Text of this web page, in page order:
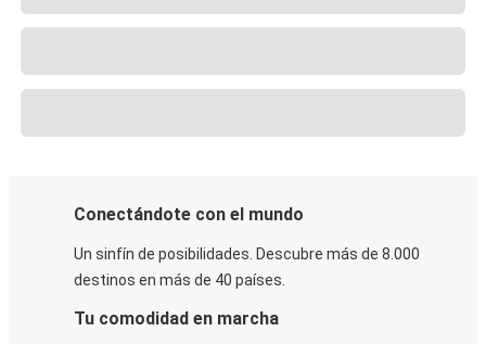
Conectándote con el mundo
Un sinfín de posibilidades. Descubre más de 8.000
destinos en más de 40 países.
Tu comodidad en marcha